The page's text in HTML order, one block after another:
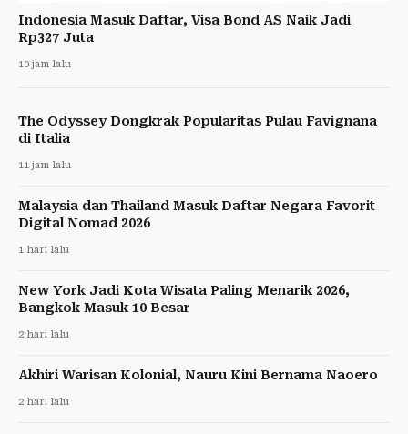
Indonesia Masuk Daftar, Visa Bond AS Naik Jadi
Rp327 Juta
10 jam lalu
The Odyssey Dongkrak Popularitas Pulau Favignana
di Italia
11 jam lalu
Malaysia dan Thailand Masuk Daftar Negara Favorit
Digital Nomad 2026
1 hari lalu
New York Jadi Kota Wisata Paling Menarik 2026,
Bangkok Masuk 10 Besar
2 hari lalu
Akhiri Warisan Kolonial, Nauru Kini Bernama Naoero
2 hari lalu